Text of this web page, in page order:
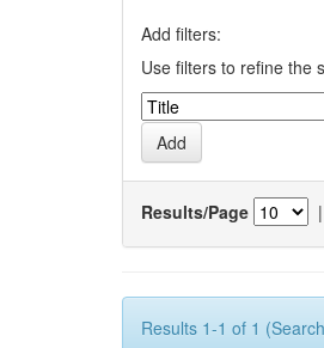
Add filters:
Use filters to refine the
Results/Page |
Results 1-1 of 1